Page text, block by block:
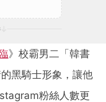
》校霸男二「韓書
黑騎士形象，讓他
粉絲人數更